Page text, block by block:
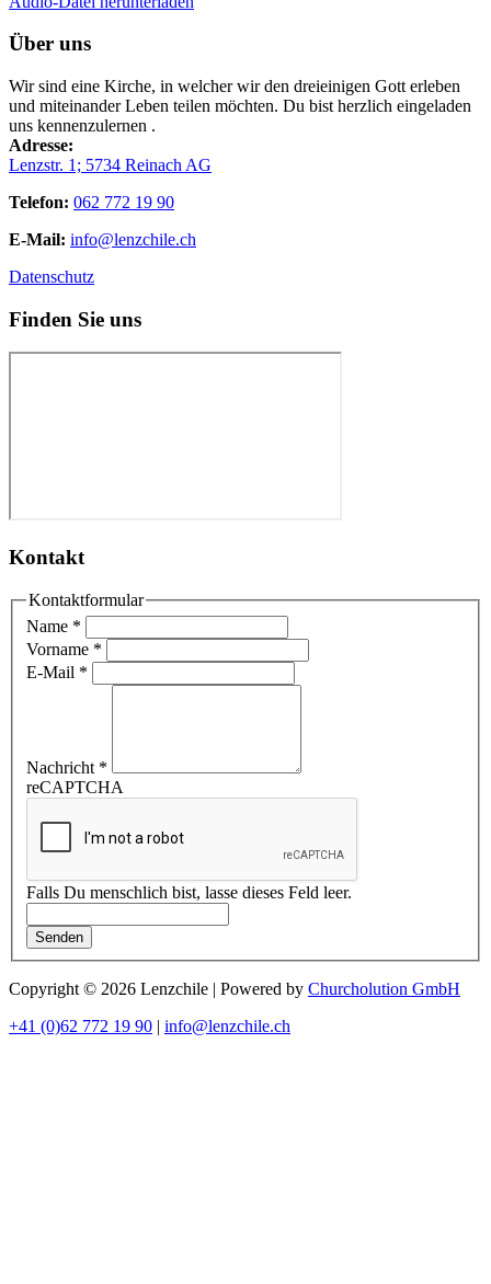
Über uns
Wir sind eine Kirche, in welcher wir den dreieinigen Gott erleben
und miteinander Leben teilen möchten. Du bist herzlich eingeladen
uns kennenzulernen .
Adresse:
Lenzstr. 1; 5734 Reinach AG
Telefon: 062 772 19 90
E-Mail: info@lenzchile.ch
Datenschutz
Finden Sie uns
Kontakt
Kontaktformular
Name *
Vorname *
E-Mail *
Nachricht *
reCAPTCHA
Falls Du menschlich bist, lasse dieses Feld leer.
Senden
Copyright © 2026 Lenzchile | Powered by Churcholution GmbH
+41 (0)62 772 19 90 | info@lenzchile.ch